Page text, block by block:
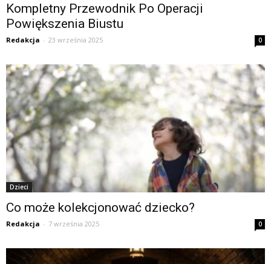
Kompletny Przewodnik Po Operacji
Powiększenia Biustu
Redakcja - 23 września 2025 0
Dzieci
Co może kolekcjonować dziecko?
Redakcja - 7 września 2025 0